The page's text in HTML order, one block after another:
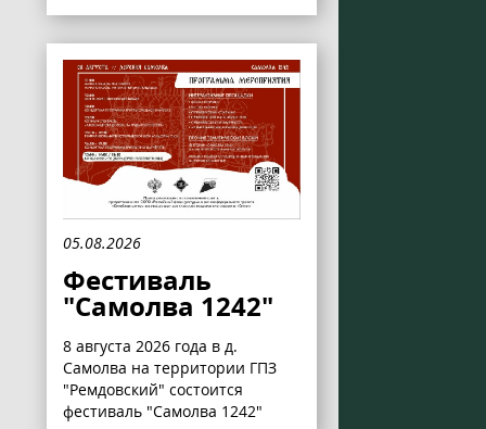
05.08.2026
Фестиваль
"Самолва 1242"
8 августа 2026 года в д.
Самолва на территории ГПЗ
"Ремдовский" состоится
фестиваль "Самолва 1242"